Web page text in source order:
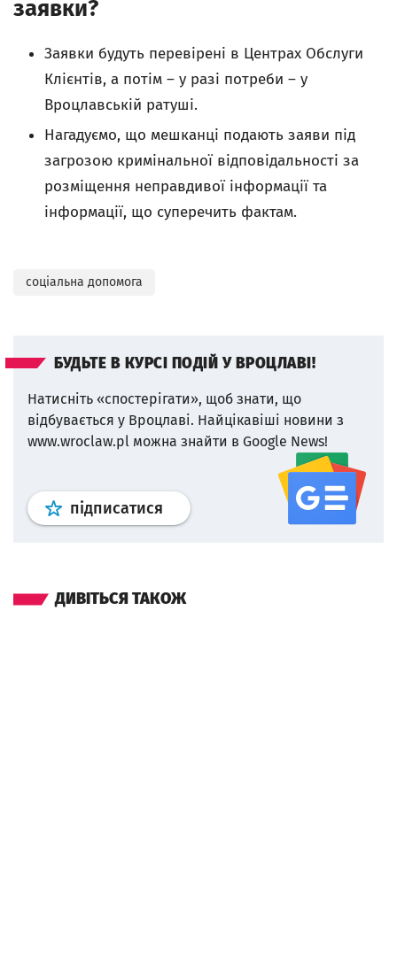
заявки?
Заявки будуть перевірені в Центрах Обслуги
Клієнтів, а потім – у разі потреби – у
Вроцлавській ратуші.
Нагадуємо, що мешканці подають заяви під
загрозою кримінальної відповідальності за
розміщення неправдивої інформації та
інформації, що суперечить фактам.
соціальна допомога
БУДЬТЕ В КУРСІ ПОДІЙ У ВРОЦЛАВІ!
Натисніть «спостерігати», щоб знати, що
відбувається у Вроцлаві. Найцікавіші новини з
www.wroclaw.pl можна знайти в Google News!
підписатися Профіль google news
ДИВІТЬСЯ ТАКОЖ